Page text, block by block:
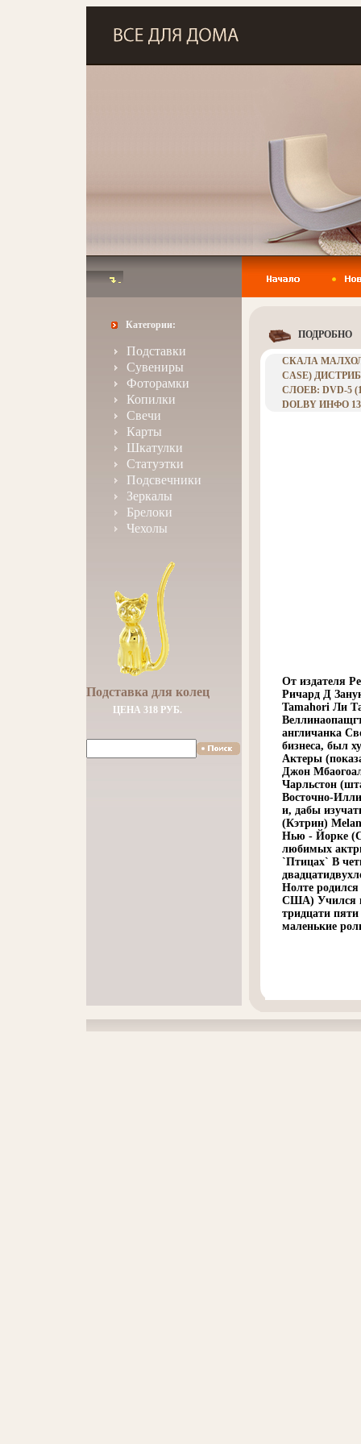
Категории:
Подставки
Сувениры
Фоторамки
Копилки
Свечи
Карты
Шкатулки
Статуэтки
Подсвечники
Зеркалы
Брелоки
Чехолы
Подставка для колец
ЦЕНА 318 РУБ.
ПОДРОБНО
СКАЛА
CASE)
СЛОЕВ: DVD-5
DOLBY ИНФО
От издателя
Ричард Д
Tamahori Ли
англичанка
бизнеса, был
Актеры
Джон
Чарльстон
Восточно-
и, дабы
(Кэтрин)
Нью - Йорке
любимых
`Птицах` В
Нолте
США) Учился и
тридцати
маленькие